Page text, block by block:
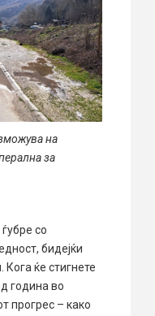
на
за
со
бидејќи
Кога ќе стигнете
година во
прогрес – како